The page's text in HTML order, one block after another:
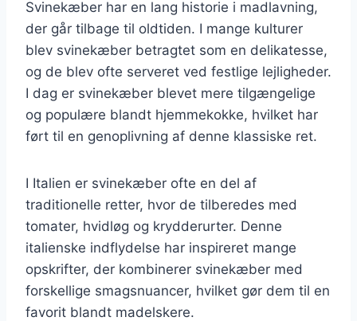
Svinekæber har en lang historie i madlavning,
der går tilbage til oldtiden. I mange kulturer
blev svinekæber betragtet som en delikatesse,
og de blev ofte serveret ved festlige lejligheder.
I dag er svinekæber blevet mere tilgængelige
og populære blandt hjemmekokke, hvilket har
ført til en genoplivning af denne klassiske ret.
I Italien er svinekæber ofte en del af
traditionelle retter, hvor de tilberedes med
tomater, hvidløg og krydderurter. Denne
italienske indflydelse har inspireret mange
opskrifter, der kombinerer svinekæber med
forskellige smagsnuancer, hvilket gør dem til en
favorit blandt madelskere.